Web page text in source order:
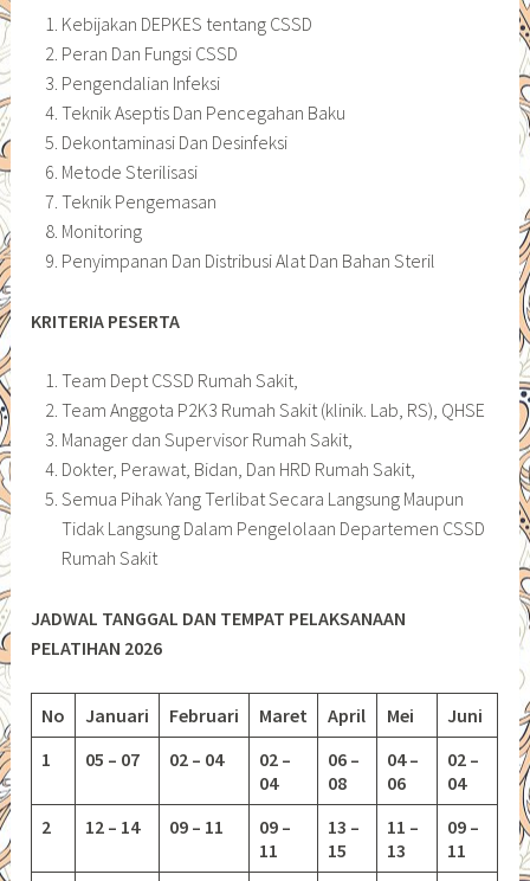
Kebijakan DEPKES tentang CSSD
Peran Dan Fungsi CSSD
Pengendalian Infeksi
Teknik Aseptis Dan Pencegahan Baku
Dekontaminasi Dan Desinfeksi
Metode Sterilisasi
Teknik Pengemasan
Monitoring
Penyimpanan Dan Distribusi Alat Dan Bahan Steril
KRITERIA PESERTA
Team Dept CSSD Rumah Sakit,
Team Anggota P2K3 Rumah Sakit (klinik. Lab, RS), QHSE
Manager dan Supervisor Rumah Sakit,
Dokter, Perawat, Bidan, Dan HRD Rumah Sakit,
Semua Pihak Yang Terlibat Secara Langsung Maupun
Tidak Langsung Dalam Pengelolaan Departemen CSSD
Rumah Sakit
JADWAL TANGGAL DAN TEMPAT PELAKSANAAN
PELATIHAN 2026
No Januari Februari Maret April Mei
Juni
1
05 – 07 02 – 04
02 –
04
06 –
08
04 –
06
02 –
04
2
12 – 14 09 – 11
09 –
11
13 –
15
11 –
13
09 –
11